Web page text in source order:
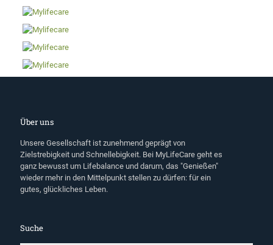
Über uns
Unsere Gesellschaft ist zunehmend geprägt von
Zielstrebigkeit und Schnellebigkeit. Bei MyLifeCare geht es
ganz bewusst um Lifebalance und darum, das "Genießen"
wieder mehr in den Mittelpunkt stellen zu dürfen: für ein
gutes, glückliches Leben.
Suche